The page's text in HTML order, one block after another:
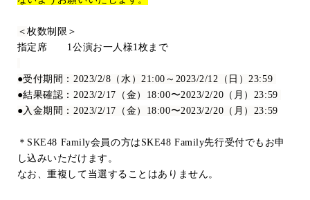
＜枚数制限＞
指定席 1公演お一人様1枚まで
●受付期間： 2023/2/8 （水）21:00 ～ 2023/2/12 （日）23:59
●結果確認： 2023/2/17 （金） 18:00〜2023/2/20 （月） 23:59
●入金期間： 2023/2/17 （金） 18:00〜2023/2/20 （月） 23:59
＊ SKE48 Family会員の方は SKE48 Family先行受付でもお申
し込みいただけます。
なお、重複して当選することはありません。